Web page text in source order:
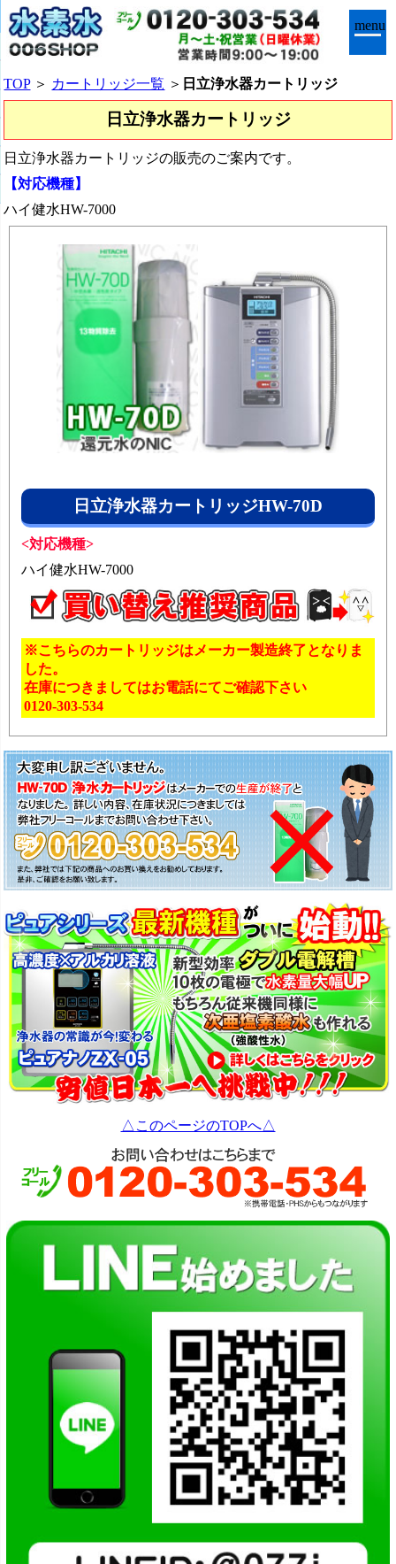
menu
TOP＞ カートリッジ一覧 ＞ 日立浄水器カートリッジ
日立浄水器カートリッジ
日立浄水器カートリッジの販売のご案内です。
【対応機種】
ハイ健水HW-7000
日立浄水器カートリッジHW-70D
<対応機種>
ハイ健水HW-7000
※こちらのカートリッジはメーカー製造終了となりま
した。
在庫につきましてはお電話にてご確認下さい
0120-303-534
△このページのTOPへ△